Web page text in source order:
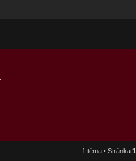
1 téma • Stránka 1